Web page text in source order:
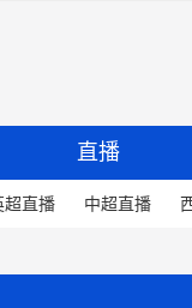
直播
超直播 中超直播